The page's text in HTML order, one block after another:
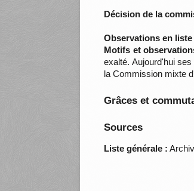
Décision de la
Observations en liste
Motifs et
exalté. Aujourd'hui
la Commission mixte
Grâces et
Sources
Liste générale :